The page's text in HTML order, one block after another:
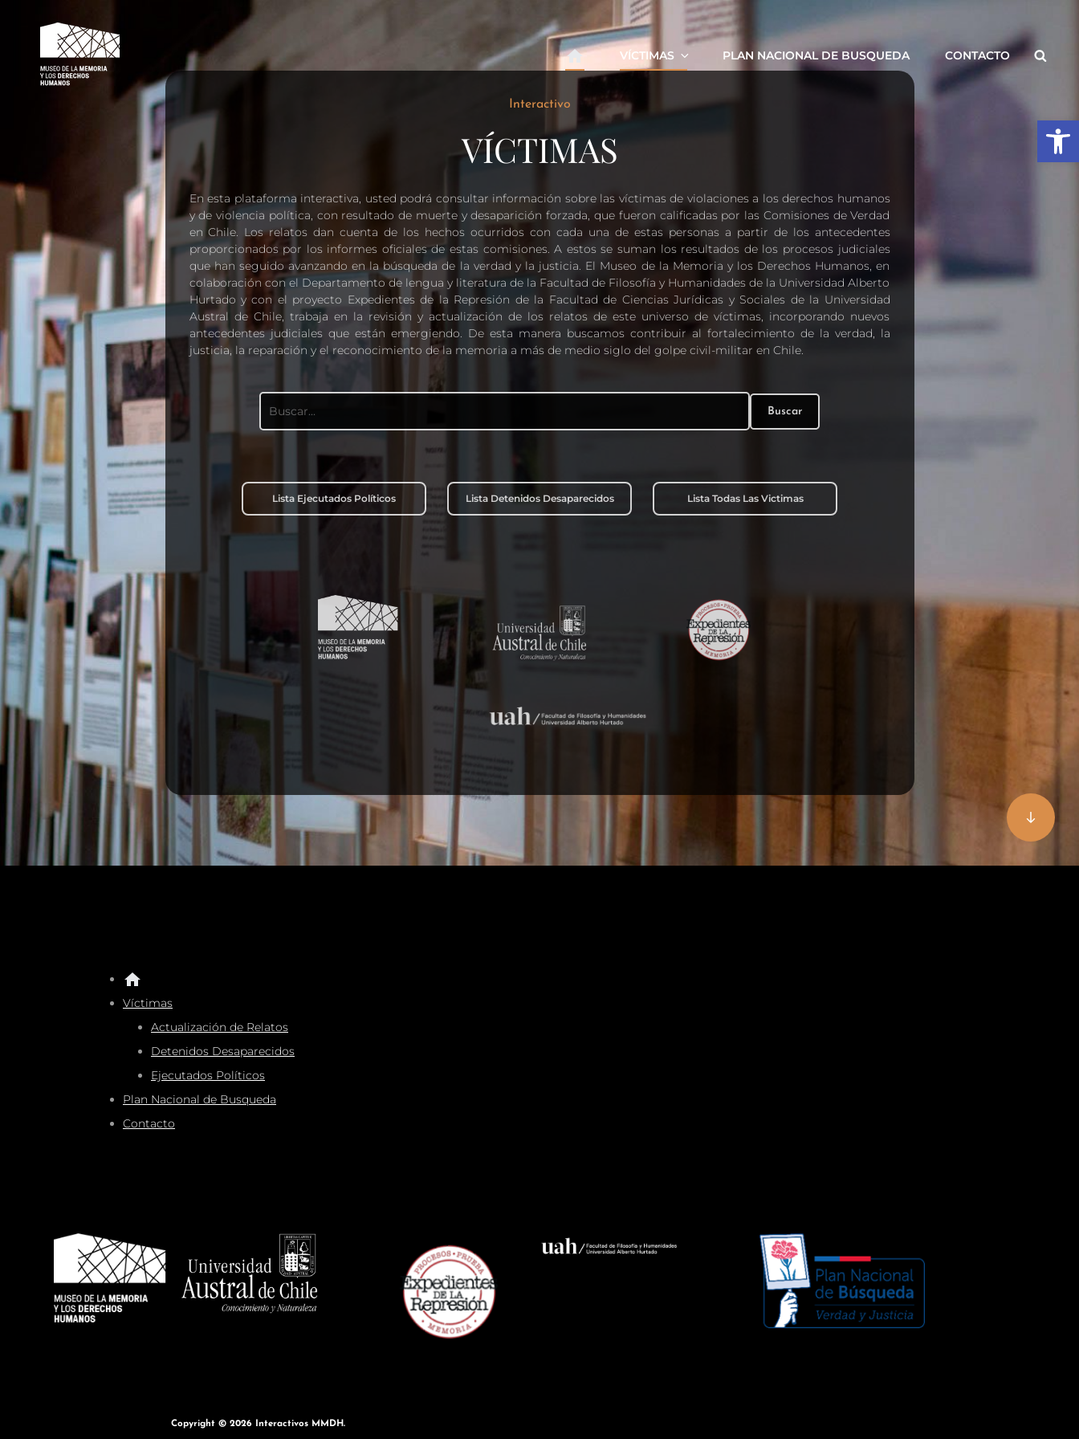
MMDH – VÍCTIMAS
VÍCTIMAS PLAN NACIONAL DE BUSQUEDA CONTACTO
Interactivo
VÍCTIMAS
En esta plataforma interactiva, usted podrá consultar información sobre las víctimas de violaciones a los derechos humanos
y de violencia política, con resultado de muerte y desaparición forzada, que fueron calificadas por las Comisiones de Verdad
en Chile. Los relatos dan cuenta de los hechos ocurridos con cada una de estas personas a partir de los antecedentes
proporcionados por los informes oficiales de estas comisiones. A estos se suman los resultados de los procesos judiciales
que han seguido avanzando en la búsqueda de la verdad y la justicia. El Museo de la Memoria y los Derechos Humanos, en
colaboración con el Departamento de lengua y literatura de la Facultad de Filosofía y Humanidades de la Universidad Alberto
Hurtado y con el proyecto Expedientes de la Represión de la Facultad de Ciencias Jurídicas y Sociales de la Universidad
Austral de Chile, trabaja en la revisión y actualización de los relatos de este universo de víctimas, incorporando nuevos
antecedentes judiciales que están emergiendo. De esta manera buscamos contribuir al fortalecimiento de la verdad, la
justicia, la reparación y el reconocimiento de la memoria a más de medio siglo del golpe civil-militar en Chile.
Buscar
Lista Ejecutados Políticos Lista Detenidos Desaparecidos Lista Todas Las Victimas
Víctimas
Actualización de Relatos
Detenidos Desaparecidos
Ejecutados Políticos
Plan Nacional de Busqueda
Contacto
Copyright © 2026 Interactivos MMDH.